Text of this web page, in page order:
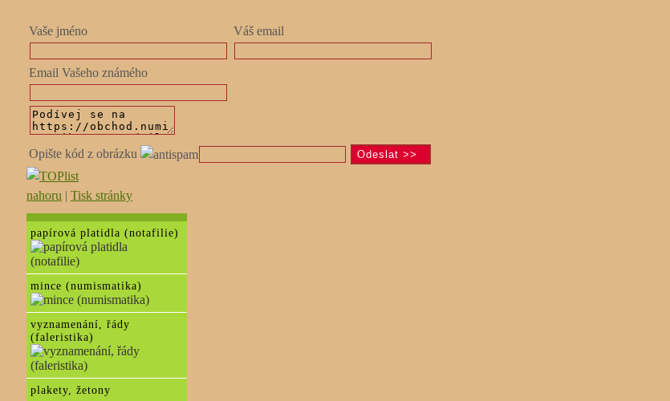
Vaše jméno Váš email
Email Vašeho známého
Opište kód z obrázku
nahoru | Tisk stránky
papírová platidla (notafilie)
mince (numismatika)
vyznamenání, řády
(faleristika)
plakety, žetony